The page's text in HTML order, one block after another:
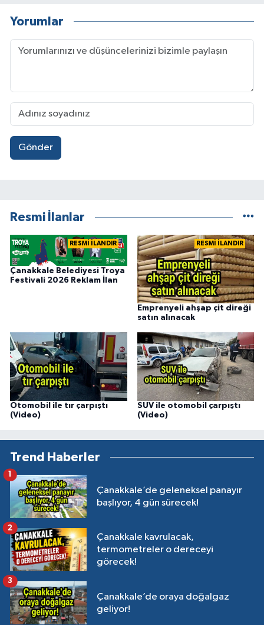
Yorumlar
Gönder
Resmi İlanlar
RESMİ İLANDIR
Çanakkale Belediyesi Troya
Festivali 2026 Reklam İlan
RESMİ İLANDIR
Emprenyeli ahşap çit direği
satın alınacak
Otomobil ile tır çarpıştı
(Video)
SUV ile otomobil çarpıştı
(Video)
Trend Haberler
Çanakkale’de geleneksel panayır
başlıyor, 4 gün sürecek!
Çanakkale kavrulacak,
termometreler o dereceyi
görecek!
2
Çanakkale’de oraya doğalgaz
geliyor!
3